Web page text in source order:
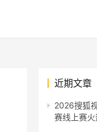
近期文章
2026搜狐
赛线上赛